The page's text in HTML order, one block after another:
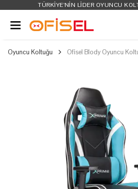
TÜRKIYE'NIN LIDER OYUNCU
Oyuncu Koltuğu Ofisel Blody Oyuncu